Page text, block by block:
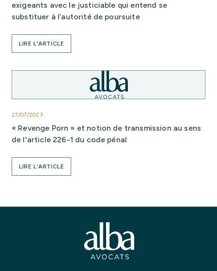
exigeants avec le justiciable qui entend se
substituer à l’autorité de poursuite
LIRE L'ARTICLE
27/07/2023
« Revenge Porn » et notion de transmission au sens
de l'article 226-1 du code pénal
LIRE L'ARTICLE